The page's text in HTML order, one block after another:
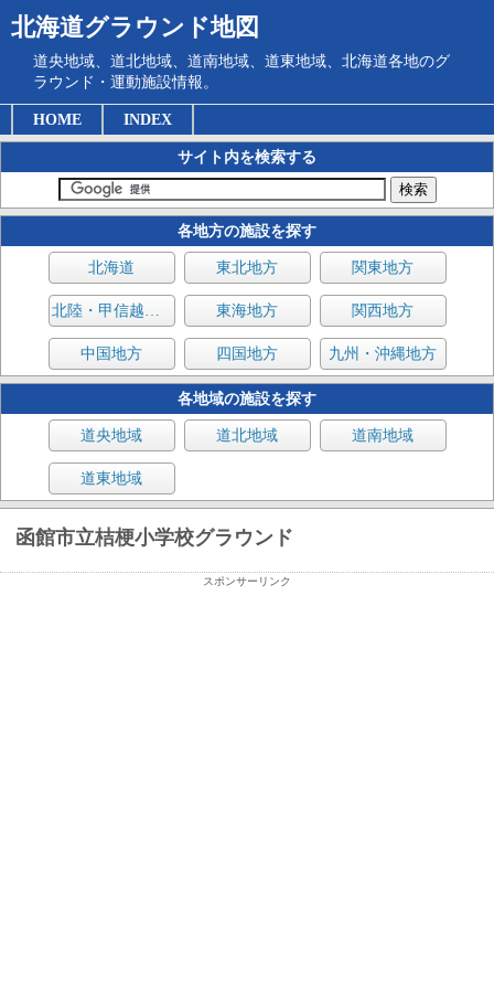
北海道グラウンド地図
道央地域、道北地域、道南地域、道東地域、北海道各地のグ
ラウンド・運動施設情報。
HOME INDEX
サイト内を検索する
各地方の施設を探す
北海道 東北地方 関東地方
北陸・甲信越地方 東海地方 関西地方
中国地方 四国地方 九州・沖縄地方
各地域の施設を探す
道央地域 道北地域 道南地域
道東地域
函館市立桔梗小学校グラウンド
スポンサーリンク